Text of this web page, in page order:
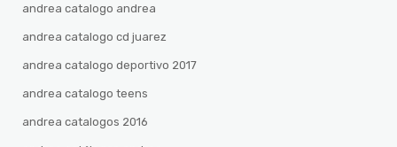
andrea catalogo andrea
andrea catalogo cd juarez
andrea catalogo deportivo 2017
andrea catalogo teens
andrea catalogos 2016